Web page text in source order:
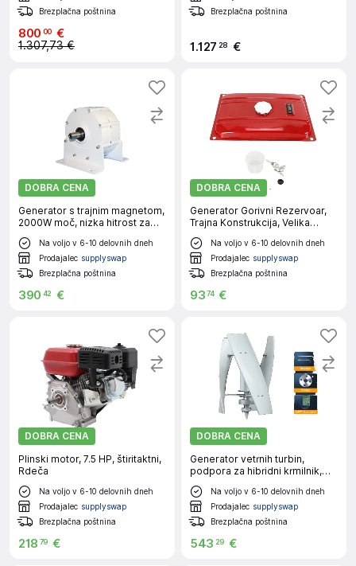
Brezplačna poštnina
800 00 €
1.307,73 €
Brezplačna poštnina
1.127 28 €
DOBRA CENA
Generator s trajnim magnetom,
2000W moč, nizka hitrost za
gospodinjsko uporabo, 12V, z
osnovo, 2000W 300RPM
Na voljo v 6-10 delovnih dneh
Prodajalec supplyswap
Brezplačna poštnina
390 42 €
DOBRA CENA
Generator Gorivni Rezervoar,
Trajna Konstrukcija, Velika
Kapaciteta, Rdeča
Na voljo v 6-10 delovnih dneh
Prodajalec supplyswap
Brezplačna poštnina
9374 €
DOBRA CENA
Plinski motor, 7.5 HP, štiritaktni,
Rdeča
Na voljo v 6-10 delovnih dneh
Prodajalec supplyswap
Brezplačna poštnina
218 79 €
DOBRA CENA
Generator vetrnih turbin,
podpora za hibridni krmilnik,
trdna konstrukcija, brezplačen
MPPT krmilnik, 3000W, 48V
Na voljo v 6-10 delovnih dneh
Prodajalec supplyswap
Brezplačna poštnina
543 29 €